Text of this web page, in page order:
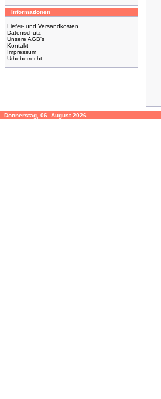
Informationen
Liefer- und Versandkosten
Datenschutz
Unsere AGB's
Kontakt
Impressum
Urheberrecht
Donnerstag, 06. August 2026